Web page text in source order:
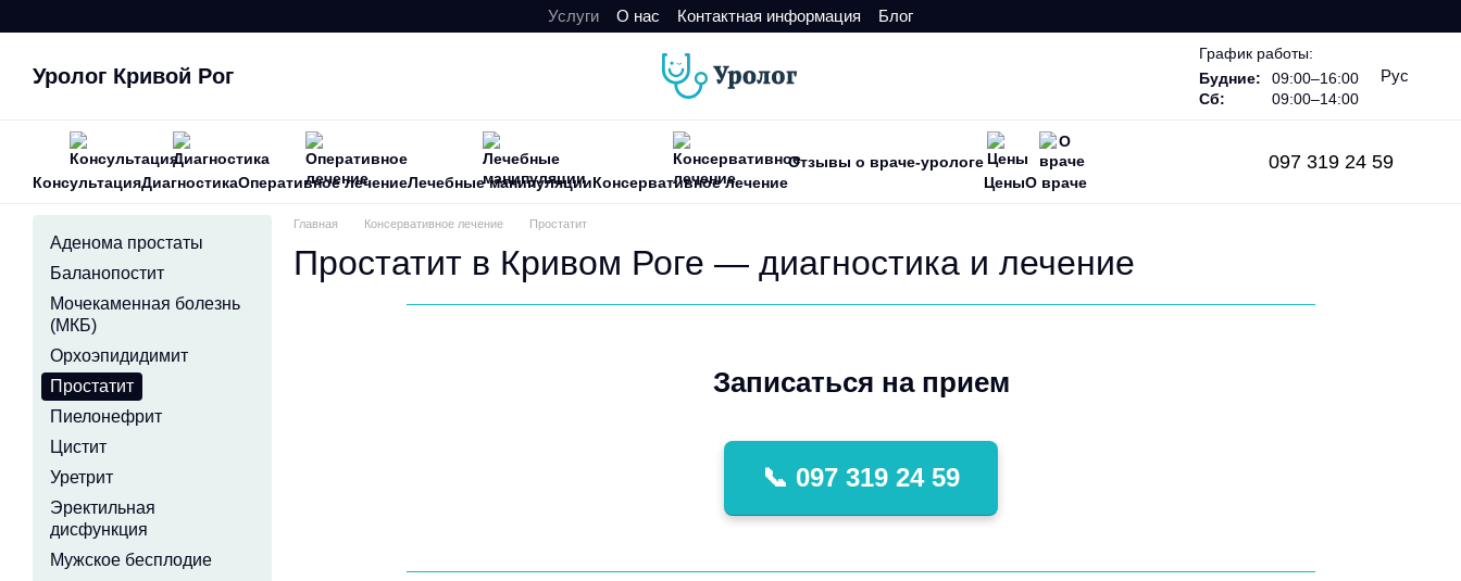
Услуги О нас Контактная информация Блог
Уролог Кривой Рог
График работы:
Будние:
09:00–16:00
Сб:
09:00–14:00
Рус
КонсультацияДиагностикаОперативное лечениеЛечебные манипуляцииКонсервативное лечение
Отзывы о враче-урологе
ЦеныО враче
097 319 24 59
Главная Консервативное лечение Простатит
Простатит в Кривом Роге — диагностика и лечение
Записаться на прием
📞 097 319 24 59
Аденома простаты
Баланопостит
Мочекаменная болезнь
(МКБ)
Орхоэпидидимит
Простатит
Пиелонефрит
Цистит
Уретрит
Эректильная
дисфункция
Мужское бесплодие